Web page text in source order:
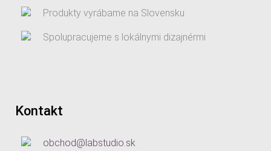
Produkty vyrábame na Slovensku
Spolupracujeme s lokálnymi dizajnérmi
Kontakt
obchod@labstudio.sk